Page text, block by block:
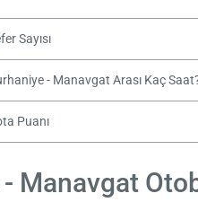
Sayısı
- Manavgat Arası Kaç
Puanı
Manavgat